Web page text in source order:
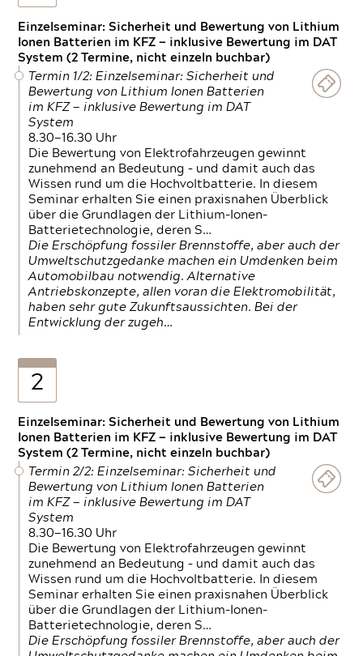
Einzelseminar: Sicherheit und Bewertung von Lithium
Ionen Batterien im KFZ — inklusive Bewertung im DAT
System (2 Termine, nicht einzeln buchbar)
Termin 1/2: Einzelseminar: Sicherheit und
Bewertung von Lithium Ionen Batterien
im KFZ — inklusive Bewertung im DAT
System
8.30—16.30 Uhr
Die Bewertung von Elektrofahrzeugen gewinnt
zunehmend an Bedeutung – und damit auch das
Wissen rund um die Hochvoltbatterie. In diesem
Seminar erhalten Sie einen praxisnahen Überblick
über die Grundlagen der Lithium-Ionen-
Batterietechnologie, deren S…
Die Erschöpfung fossiler Brennstoffe, aber auch der
Umweltschutzgedanke machen ein Umdenken beim
Automobilbau notwendig. Alternative
Antriebskonzepte, allen voran die Elektromobilität,
haben sehr gute Zukunftsaussichten. Bei der
Entwicklung der zugeh…
2
Einzelseminar: Sicherheit und Bewertung von Lithium
Ionen Batterien im KFZ — inklusive Bewertung im DAT
System (2 Termine, nicht einzeln buchbar)
Termin 2/2: Einzelseminar: Sicherheit und
Bewertung von Lithium Ionen Batterien
im KFZ — inklusive Bewertung im DAT
System
8.30—16.30 Uhr
Die Bewertung von Elektrofahrzeugen gewinnt
zunehmend an Bedeutung – und damit auch das
Wissen rund um die Hochvoltbatterie. In diesem
Seminar erhalten Sie einen praxisnahen Überblick
über die Grundlagen der Lithium-Ionen-
Batterietechnologie, deren S…
Die Erschöpfung fossiler Brennstoffe, aber auch der